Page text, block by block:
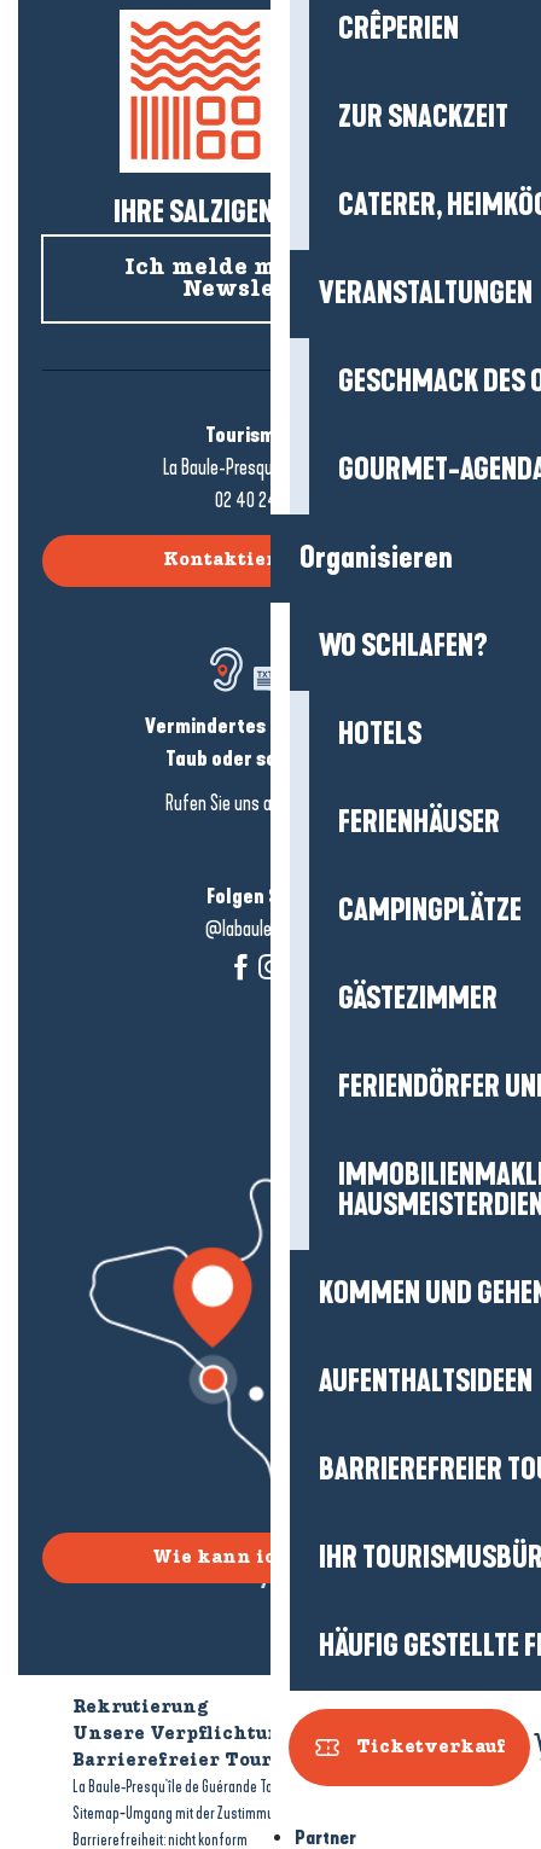
CRÊPERIEN
ZUR SNACKZEIT
CATERER,
VERANSTALTUNGEN
GESCHMACK DES
GOURMET-
Organisieren
WO SCHLAFEN?
HOTELS
FERIENHÄUSER
CAMPINGPLÄTZE
GÄSTEZIMMER
FERIENDÖRFER
KOMMEN UND
AUFENTHALTSIDEEN
BARRIEREFREIER
IHR
HÄUFIG GESTELLTE
Ticketverkauf
Partner
IHRE SALZIGEN NEUIGKEITEN!
Ich melde mich für den
Newsletter an
Tourismusbüro
La Baule-Presqu'île de Guérande
02 40 24 34 44
Kontaktieren Sie uns
Vermindertes Hörvermögen?
Taub oder schwerhörig?
Rufen Sie uns an in
hier klicken
Folgen Sie uns!
@labauleguérande
Wie kann ich kommen?
Rekrutierung
Wer sind wir?
Unsere Verpflichtungen
Barrierefreier Tourismus
La Baule-Presqu'île de Guérande Tourismus-Rechtliche Hinweise-
Sitemap-Umgang mit der Zustimmung
Barrierefreiheit: nicht konform